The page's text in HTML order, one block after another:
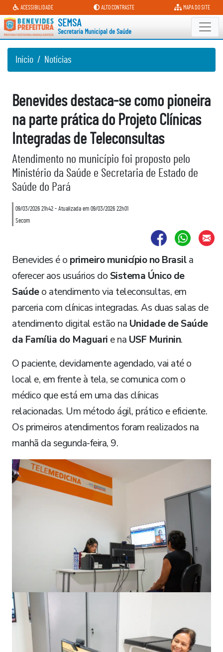
Secretaria Municipal de Saúde
ACESSIBILIDADE ALTO CONTRASTE MAPA DO SITE
SEMSA
Secretaria Municipal de Saúde
Início Notícias
Benevides destaca-se como pioneira
na parte prática do Projeto Clínicas
Integradas de Teleconsultas
Atendimento no município foi proposto pelo
Ministério da Saúde e Secretaria de Estado de
Saúde do Pará
09/03/2026 21h42 - Atualizada em 09/03/2026 22h01
Secom
Benevides é o primeiro município no Brasila
oferecer aos usuários doSistema Único de
Saúdeo atendimento via teleconsultas, em
parceria com clínicas integradas. As duas salas de
atendimento digital estão na Unidade de Saúde
da Família do Maguari e na USF Murinin.
O paciente, devidamente agendado, vai até o
local e, em frente à tela, se comunica com o
médico que está em uma das clínicas
relacionadas. Um método ágil, prático e eficiente.
Os primeiros atendimentos foram realizados na
manhã da segunda-feira, 9.